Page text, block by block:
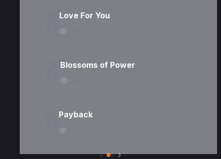
Love For You
Blossoms of Power
Payback